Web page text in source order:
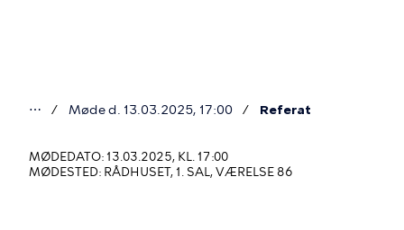
er
her
⋯ Møde d. 13.03.2025, 17:00 Referat
MØDEDATO: 13.03.2025, KL. 17:00
MØDESTED: RÅDHUSET, 1. SAL, VÆRELSE 86